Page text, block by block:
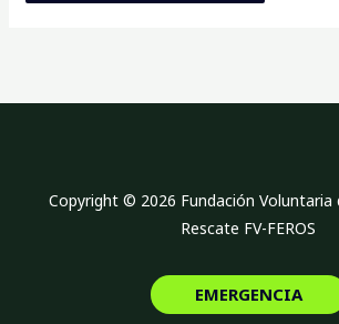
Copyright © 2026 Fundación Voluntaria
Rescate FV-FEROS
EMERGENCIA